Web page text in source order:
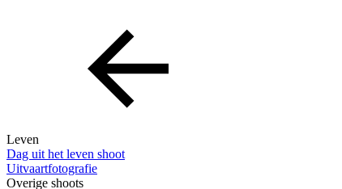
Leven
Dag uit het leven shoot
Uitvaartfotografie
Overige shoots